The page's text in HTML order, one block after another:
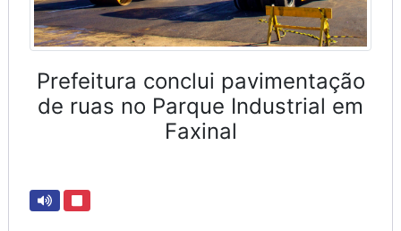
Prefeitura conclui pavimentação
de ruas no Parque Industrial em
Faxinal